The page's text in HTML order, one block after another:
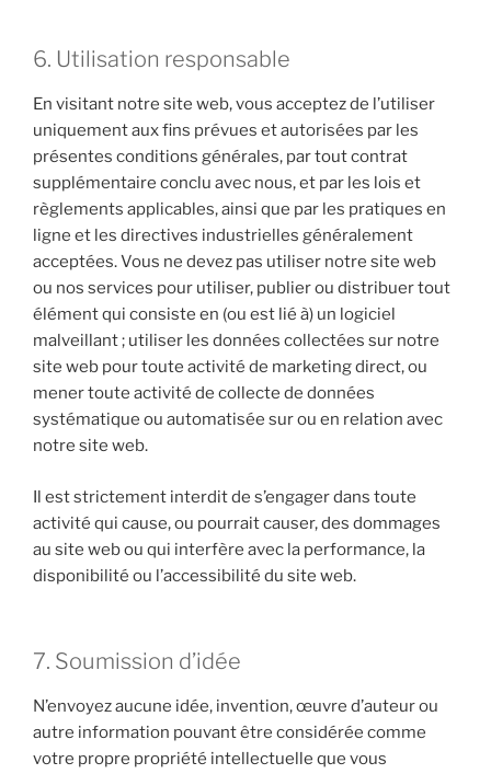
6. Utilisation responsable
En visitant notre site web, vous acceptez de l’utiliser
uniquement aux fins prévues et autorisées par les
présentes conditions générales, par tout contrat
supplémentaire conclu avec nous, et par les lois et
règlements applicables, ainsi que par les pratiques en
ligne et les directives industrielles généralement
acceptées. Vous ne devez pas utiliser notre site web
ou nos services pour utiliser, publier ou distribuer tout
élément qui consiste en (ou est lié à) un logiciel
malveillant ; utiliser les données collectées sur notre
site web pour toute activité de marketing direct, ou
mener toute activité de collecte de données
systématique ou automatisée sur ou en relation avec
notre site web.
Il est strictement interdit de s’engager dans toute
activité qui cause, ou pourrait causer, des dommages
au site web ou qui interfère avec la performance, la
disponibilité ou l’accessibilité du site web.
7. Soumission d’idée
N’envoyez aucune idée, invention, œuvre d’auteur ou
autre information pouvant être considérée comme
votre propre propriété intellectuelle que vous